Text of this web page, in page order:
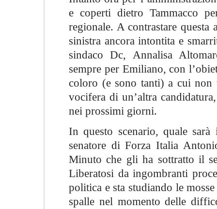
e coperti dietro Tammacco
regionale. A contrastare questa
sinistra ancora intontita e
sindaco Dc, Annalisa
sempre per Emiliano, con
coloro (e sono tanti) a cui non
vocifera di un’altra
nei prossimi giorni.
In questo scenario, quale
senatore di Forza Italia
Minuto che gli ha sottratto il
Liberatosi da ingombranti
politica e sta studiando le
spalle nel momento delle